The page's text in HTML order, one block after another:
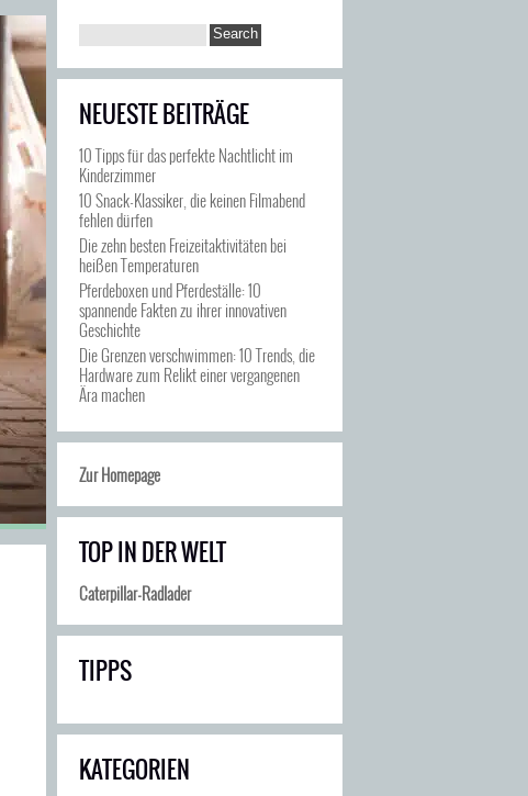
NEUESTE BEITRÄGE
10 Tipps für das perfekte Nachtlicht im
Kinderzimmer
10 Snack-Klassiker, die keinen Filmabend
fehlen dürfen
Die zehn besten Freizeitaktivitäten bei
heißen Temperaturen
Pferdeboxen und Pferdeställe: 10
spannende Fakten zu ihrer innovativen
Geschichte
Die Grenzen verschwimmen: 10 Trends, die
Hardware zum Relikt einer vergangenen
Ära machen
Zur Homepage
TOP IN DER WELT
Caterpillar-Radlader
TIPPS
KATEGORIEN